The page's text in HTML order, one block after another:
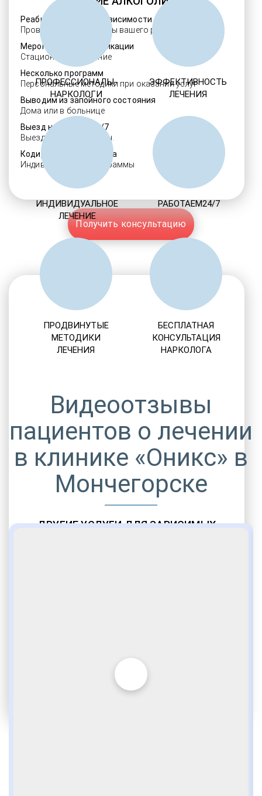
Реабилитация алкозависимости
Проверенные ребцентры вашего региона
Мероприятия детоксикации
Стационарное лечение
Несколько программ
Персональные методики при оказании услуг
Выводим из запойного состояния
Дома или в больнице
Выезд нарколога 24/7
Выезд в течение 30 мин.
Кодировка алкоголизма
Индивидуальные программы
Получить консультацию
ДРУГИЕ УСЛУГИ ДЛЯ ЗАВИСИМЫХ
ПРОФЕССИОНАЛЫ-
НАРКОЛОГИ
ЭФФЕКТИВНОСТЬ
ЛЕЧЕНИЯ
ИНДИВИДУАЛЬНОЕ
ЛЕЧЕНИЕ
РАБОТАЕМ24/7
ПРОДВИНУТЫЕ
МЕТОДИКИ
ЛЕЧЕНИЯ
БЕСПЛАТНАЯ
КОНСУЛЬТАЦИЯ
НАРКОЛОГА
Видеоотзывы
пациентов о лечении
в клинике «Оникс» в
Мончегорске